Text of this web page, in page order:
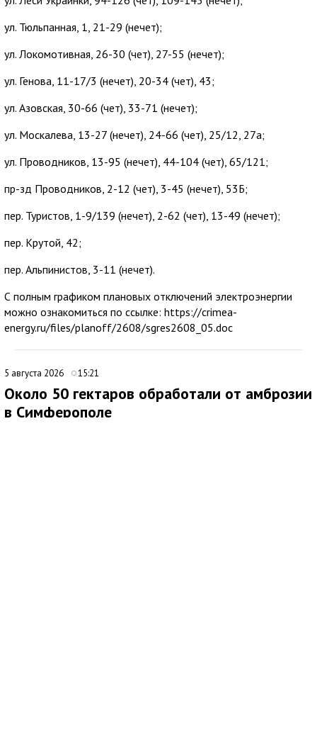
ул. Тюльпанная, 1, 21-29 (нечет);
ул. Локомотивная, 26-30 (чет), 27-55 (нечет);
ул. Генова, 11-17/3 (нечет), 20-34 (чет), 43;
ул. Азовская, 30-66 (чет), 33-71 (нечет);
ул. Москалева, 13-27 (нечет), 24-66 (чет), 25/12, 27а;
ул. Проводников, 13-95 (нечет), 44-104 (чет), 65/121;
пр-зд Проводников, 2-12 (чет), 3-45 (нечет), 53Б;
пер. Туристов, 1-9/139 (нечет), 2-62 (чет), 13-49 (нечет);
пер. Крутой, 42;
пер. Альпинистов, 3-11 (нечет).
С полным графиком плановых отключений электроэнергии
можно ознакомиться по ссылке: https://crimea-
energy.ru/files/planoff/2608/sgres2608_05.doc
5 августа 2026 15:21
Около 50 гектаров обработали от амброзии
в Симферополе